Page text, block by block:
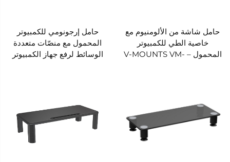
حامل شاشة من الألومنيوم مع
خاصية الطي للكمبيوتر
المحمول – V-MOUNTS VM-
حامل إرجونومي للكمبيوتر
المحمول مع منصّات متعددة
الوسائط لرفع جهاز الكمبيوتر